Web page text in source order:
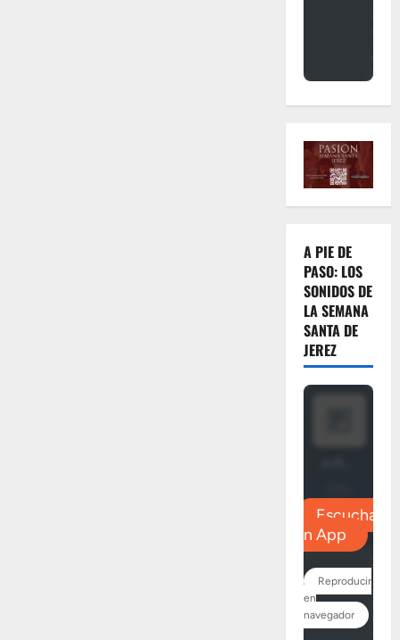
A PIE DE
PASO: LOS
SONIDOS DE
LA SEMANA
SANTA DE
JEREZ